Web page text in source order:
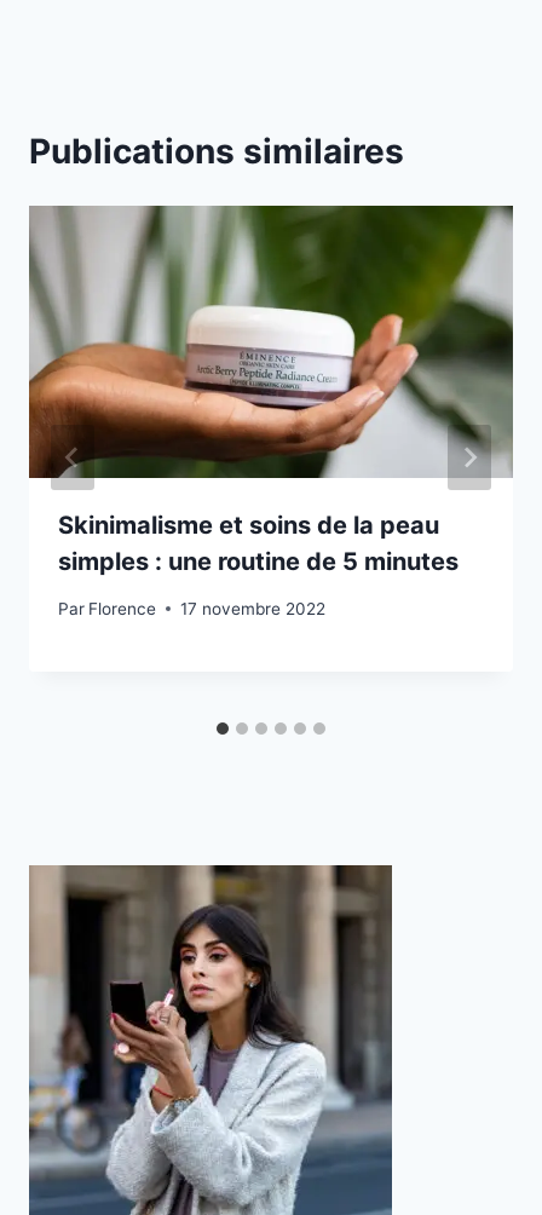
Publications similaires
Skinimalisme et soins de la peau
simples : une routine de 5 minutes
Par Florence 17 novembre 2022